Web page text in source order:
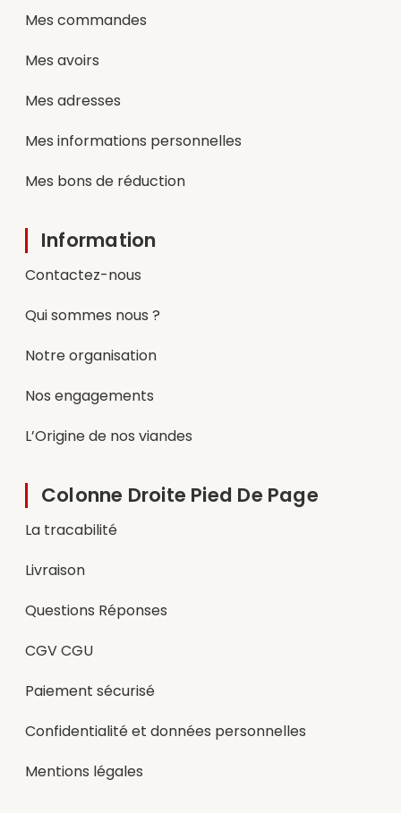
Mes commandes
Mes avoirs
Mes adresses
Mes informations personnelles
Mes bons de réduction
Information
Contactez-nous
Qui sommes nous ?
Notre organisation
Nos engagements
L’Origine de nos viandes
Colonne Droite Pied De Page
La tracabilité
Livraison
Questions Réponses
CGV CGU
Paiement sécurisé
Confidentialité et données personnelles
Mentions légales